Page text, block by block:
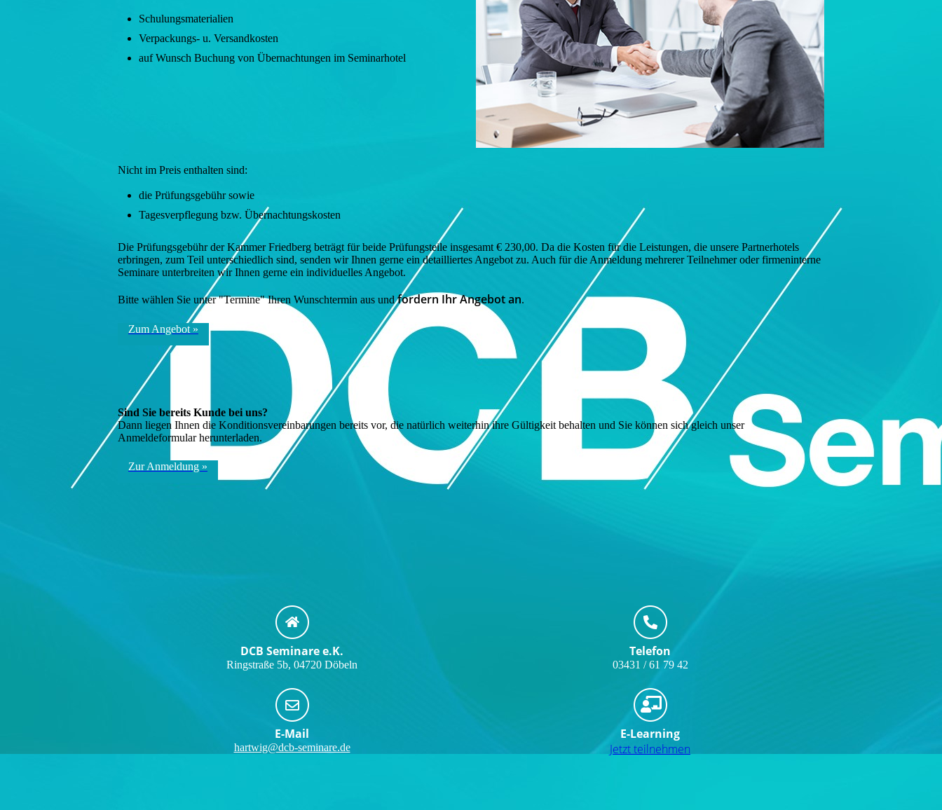
Schulungsmaterialien
Verpackungs- u. Versandkosten
auf Wunsch Buchung von Übernachtungen im Seminarhotel
Nicht im Preis enthalten sind:
die Prüfungsgebühr sowie
Tagesverpflegung bzw. Übernachtungskosten
Die Prüfungsgebühr der Kammer Friedberg beträgt für beide Prüfungsteile insgesamt € 230,00. Da die Kosten für die Leistungen, die unsere Partnerhotels
erbringen, zum Teil unterschiedlich sind, senden wir Ihnen gerne ein detailliertes Angebot zu. Auch für die Anmeldung mehrerer Teilnehmer oder firmeninterne
Seminare unterbreiten wir Ihnen gerne ein individuelles Angebot.
Bitte wählen Sie unter "Termine" Ihren Wunschtermin aus undfordern Ihr Angebot an.
Zum Angebot »
Sind Sie bereits Kunde bei uns?
Dann liegen Ihnen die Konditionsvereinbarungen bereits vor, die natürlich weiterhin ihre Gültigkeit behalten und Sie können sich gleich unser
Anmeldeformular herunterladen.
Zur Anmeldung »
DCB Seminare e.K.
Ringstraße 5b, 04720 Döbeln
Telefon
03431 / 61 79 42
E-Mail
hartwig@dcb-seminare.de
E-Learning
Jetzt teilnehmen